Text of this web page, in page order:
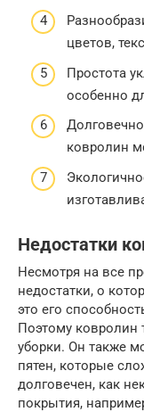
цветов,
Простота
особенно
ковролин
Недостатки
Несмотря на все
недостатки, о
это его
Поэтому ковролин
уборки. Он также
пятен, которые
долговечен, как
покрытия,